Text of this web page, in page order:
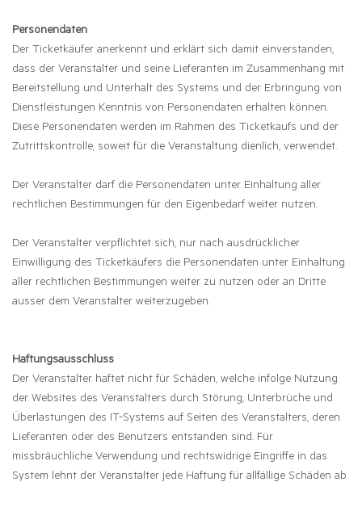
Personendaten
Der Ticketkäufer anerkennt und erklärt sich damit einverstanden,
dass der Veranstalter und seine Lieferanten im Zusammenhang mit
Bereitstellung und Unterhalt des Systems und der Erbringung von
Dienstleistungen Kenntnis von Personendaten erhalten können.
Diese Personendaten werden im Rahmen des Ticketkaufs und der
Zutrittskontrolle, soweit für die Veranstaltung dienlich, verwendet.
Der Veranstalter darf die Personendaten unter Einhaltung aller
rechtlichen Bestimmungen für den Eigenbedarf weiter nutzen.
Der Veranstalter verpflichtet sich, nur nach ausdrücklicher
Einwilligung des Ticketkäufers die Personendaten unter Einhaltung
aller rechtlichen Bestimmungen weiter zu nutzen oder an Dritte
ausser dem Veranstalter weiterzugeben.
Haftungsausschluss
Der Veranstalter haftet nicht für Schäden, welche infolge Nutzung
der Websites des Veranstalters durch Störung, Unterbrüche und
Überlastungen des IT-Systems auf Seiten des Veranstalters, deren
Lieferanten oder des Benutzers entstanden sind. Für
missbräuchliche Verwendung und rechtswidrige Eingriffe in das
System lehnt der Veranstalter jede Haftung für allfällige Schäden ab.